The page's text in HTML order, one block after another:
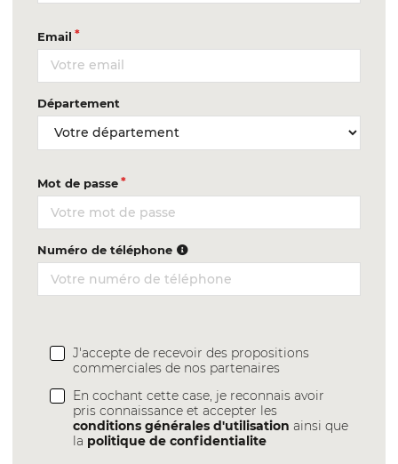
Email
Département
Mot de passe
Numéro de téléphone
J'accepte de recevoir des propositions
commerciales de nos partenaires
En cochant cette case, je reconnais avoir
pris connaissance et accepter les
conditions générales d'utilisation ainsi que
la politique de confidentialite